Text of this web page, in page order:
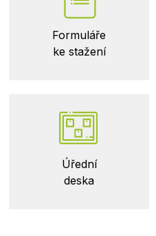
Formuláře
ke stažení
Úřední
deska